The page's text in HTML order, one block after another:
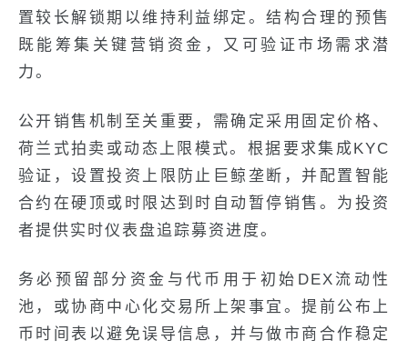
置较长解锁期以维持利益绑定。结构合理的预售
既能筹集关键营销资金，又可验证市场需求潜
力。
公开销售机制至关重要，需确定采用固定价格、
荷兰式拍卖或动态上限模式。根据要求集成KYC
验证，设置投资上限防止巨鲸垄断，并配置智能
合约在硬顶或时限达到时自动暂停销售。为投资
者提供实时仪表盘追踪募资进度。
务必预留部分资金与代币用于初始DEX流动性
池，或协商中心化交易所上架事宜。提前公布上
币时间表以避免误导信息，并与做市商合作稳定